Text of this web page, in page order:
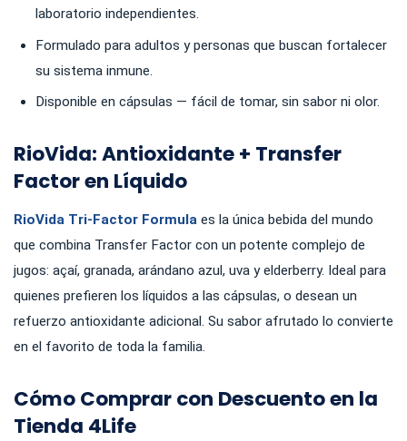
laboratorio independientes.
Formulado para adultos y personas que buscan fortalecer
su sistema inmune.
Disponible en cápsulas — fácil de tomar, sin sabor ni olor.
RioVida: Antioxidante + Transfer
Factor en Líquido
RioVida Tri-Factor Formula es la única bebida del mundo
que combina Transfer Factor con un potente complejo de
jugos: açaí, granada, arándano azul, uva y elderberry. Ideal para
quienes prefieren los líquidos a las cápsulas, o desean un
refuerzo antioxidante adicional. Su sabor afrutado lo convierte
en el favorito de toda la familia.
Cómo Comprar con Descuento en la
Tienda 4Life